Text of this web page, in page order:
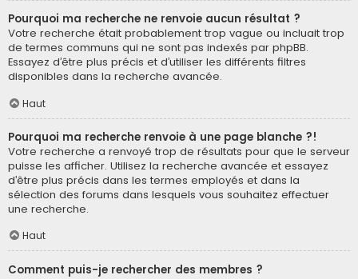
Pourquoi ma recherche ne renvoie aucun résultat ?
Votre recherche était probablement trop vague ou incluait trop
de termes communs qui ne sont pas indexés par phpBB.
Essayez d’être plus précis et d’utiliser les différents filtres
disponibles dans la recherche avancée.
Haut
Pourquoi ma recherche renvoie à une page blanche ?!
Votre recherche a renvoyé trop de résultats pour que le serveur
puisse les afficher. Utilisez la recherche avancée et essayez
d’être plus précis dans les termes employés et dans la
sélection des forums dans lesquels vous souhaitez effectuer
une recherche.
Haut
Comment puis-je rechercher des membres ?